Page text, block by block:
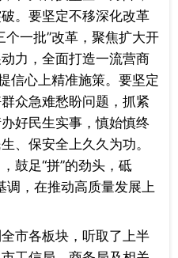
。要坚定不移深化改革
个一批”改革，聚焦扩大开
力，全面打造一流营商
信心上精准施策。要坚定
众急难愁盼问题，抓紧
好民生实事，慎始慎终
、保安全上久久为功。
鼓足“拼”的劲头，砥
调，在推动高质量发展上
市各板块，听取了上半